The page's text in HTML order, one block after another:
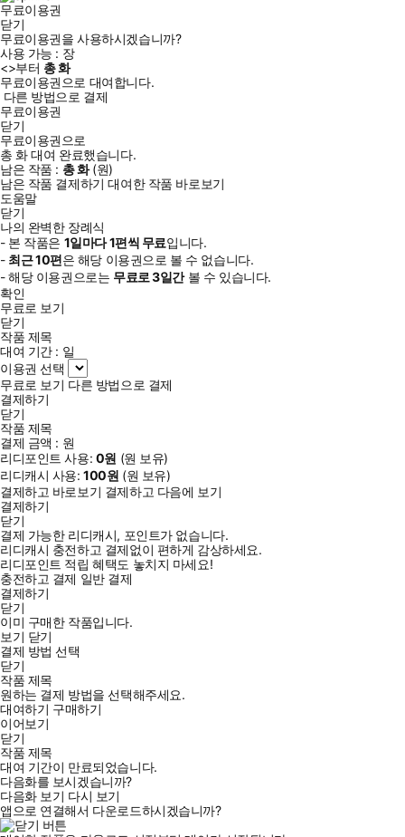
무료이용권
닫기
무료이용권을 사용하시겠습니까?
사용 가능 : 장
<>부터 총화
무료이용권으로 대여합니다.
다른 방법으로 결제
무료이용권
닫기
무료이용권으로
총 화대여 완료했습니다.
남은 작품 : 총화(원)
남은 작품 결제하기 대여한 작품 바로보기
도움말
닫기
나의 완벽한 장례식
- 본 작품은 1일마다1편씩 무료입니다.
- 최근10편은 해당 이용권으로 볼 수 없습니다.
- 해당 이용권으로는 무료로3일간볼 수 있습니다.
확인
무료로 보기
닫기
작품 제목
대여 기간 : 일
이용권 선택
무료로 보기 다른 방법으로 결제
결제하기
닫기
작품 제목
결제 금액 : 원
리디포인트 사용: 0원 (원 보유)
리디캐시 사용:100원 (원 보유)
결제하고 바로보기 결제하고 다음에 보기
결제하기
닫기
결제 가능한 리디캐시, 포인트가 없습니다.
리디캐시 충전하고 결제없이 편하게 감상하세요.
리디포인트 적립 혜택도 놓치지 마세요!
충전하고 결제 일반 결제
결제하기
닫기
이미 구매한 작품입니다.
보기 닫기
결제 방법 선택
닫기
작품 제목
원하는 결제 방법을 선택해주세요.
대여하기 구매하기
이어보기
닫기
작품 제목
대여 기간이 만료되었습니다.
다음화를 보시겠습니까?
다음화 보기 다시 보기
앱으로 연결해서 다운로드하시겠습니까?